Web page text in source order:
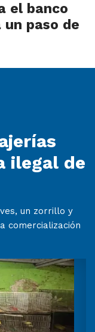
el banco
un paso de
ilegal de
un zorrillo y
comercialización